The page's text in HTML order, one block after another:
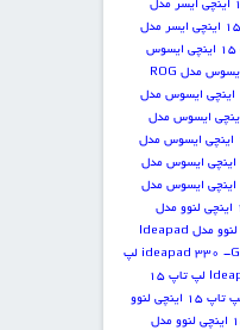
لپ تاپ 15 اینچی ایسر مدل
لپ تاپ 15 اینچی ایسر مدل
لپ تاپ 15 اینچی ایسوس
لپ تاپ 15 اینچی ایسوس مدل ROG
لپ تاپ 15 اینچی ایسوس مدل
تاپ 15 اینچی ایسوس مدل
لپ تاپ 15 اینچی ایسوس مدل
لپ تاپ 15 اینچی ایسوس مدل
لپ تاپ 15 اینچی ایسوس مدل
لپ تاپ 15 اینچی لنوو مدل
لپ تاپ 15 اینچی لنوو مدل Ideapad
لپ
لپ تاپ 15
لپ تاپ 15 اینچی لنوو
لپ تاپ 15 اینچی لنوو مدل